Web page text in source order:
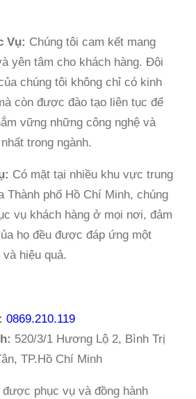
Vụ: Chúng tôi cam kết mang
yên tâm cho khách hàng. Đội
chúng tôi không chỉ có kinh
còn được đào tạo liên tục để
vững những công nghệ và
trong ngành.
Có mặt tại nhiều khu vực trung
Thành phố Hồ Chí Minh, chúng
vụ khách hàng ở mọi nơi, đảm
họ đều được đáp ứng một
hiệu quả.
0869.210.119
520/3/1 Hương Lộ 2, Bình Trị
TP.Hồ Chí Minh
phục vụ và đồng hành